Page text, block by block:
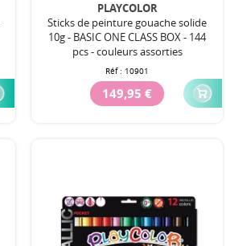
PLAYCOLOR
Sticks de peinture gouache solide
10g - BASIC ONE CLASS BOX - 144
pcs - couleurs assorties
Réf : 10901
149,95 €